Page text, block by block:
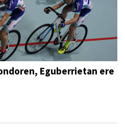
Eguberrietan ere